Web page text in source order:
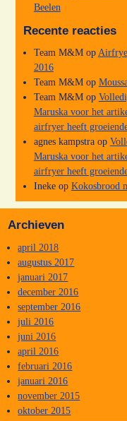
Beelen
Recente reacties
Team M&Mop
2016
Team M&Mop
Team M&Mop
Maruska voor het
airfryer heeft
agnes kampstraop
Maruska voor het
airfryer heeft
Inekeop Kokosbrood
Archieven
april 2018
augustus 2017
januari 2017
december 2016
september 2016
juli 2016
juni 2016
april 2016
februari 2016
januari 2016
november 2015
oktober 2015